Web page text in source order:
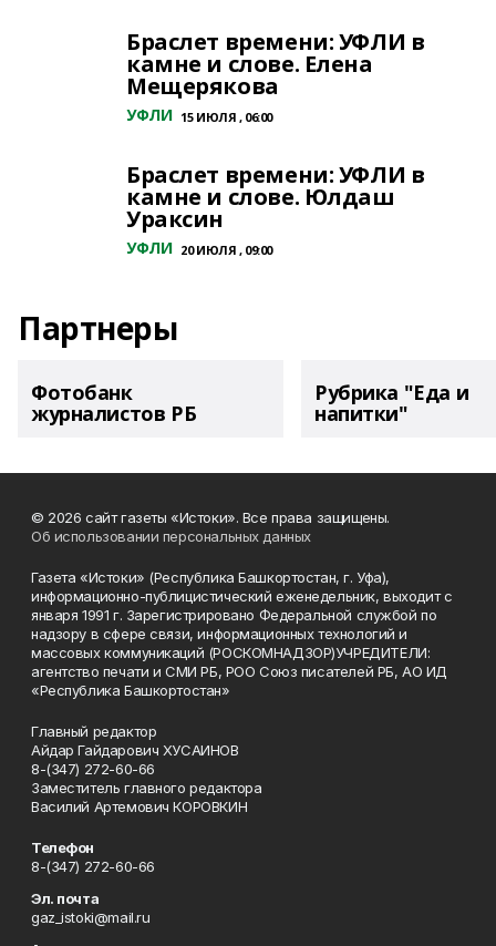
Браслет времени: УФЛИ в
камне и слове. Елена
Мещерякова
УФЛИ 15 ИЮЛЯ , 06:00
Браслет времени: УФЛИ в
камне и слове. Юлдаш
Ураксин
УФЛИ 20 ИЮЛЯ , 09:00
Партнеры
Фотобанк
журналистов РБ
Рубрика "Еда и
напитки"
© 2026 сайт газеты «Истоки». Все права защищены.
Об использовании персональных данных
Газета «Истоки» (Республика Башкортостан, г. Уфа),
информационно-публицистический еженедельник, выходит с
января 1991 г. Зарегистрировано Федеральной службой по
надзору в сфере связи, информационных технологий и
массовых коммуникаций (РОСКОМНАДЗОР)УЧРЕДИТЕЛИ:
агентство печати и СМИ РБ, РОО Союз писателей РБ, АО ИД
«Республика Башкортостан»
Главный редактор
Айдар Гайдарович ХУСАИНОВ
8-(347) 272-60-66
Заместитель главного редактора
Василий Артемович КОРОВКИН
Телефон
8-(347) 272-60-66
Эл. почта
gaz_istoki@mail.ru